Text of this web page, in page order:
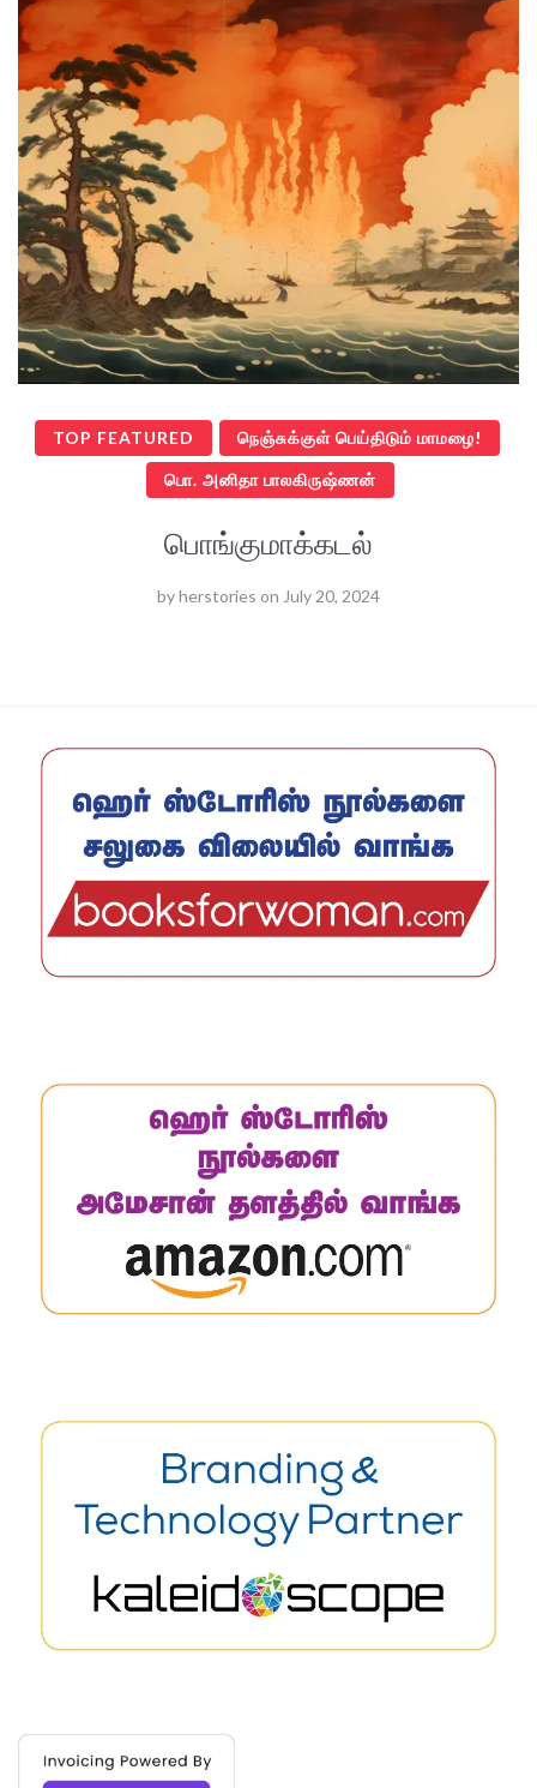
TOP FEATURED நெஞ்சுக்குள் பெய்திடும் மாமழை!
பொ. அனிதா பாலகிருஷ்ணன்
பொங்குமாக்கடல்
byherstories on July 20, 2024